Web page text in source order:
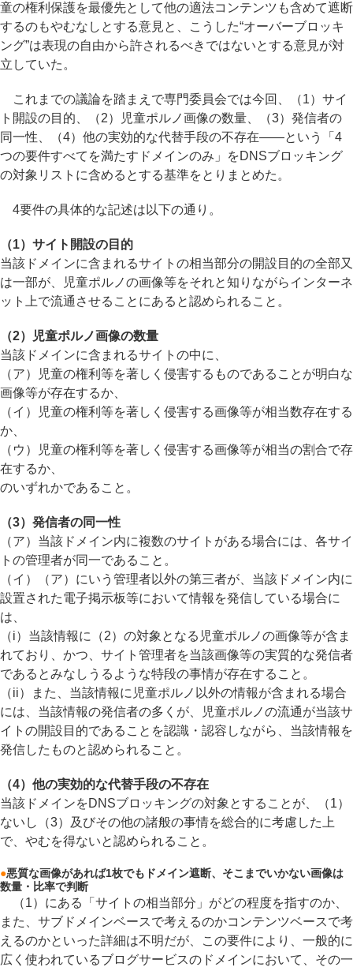
童の権利保護を最優先として他の適法コンテンツも含めて遮断
するのもやむなしとする意見と、こうした“オーバーブロッキ
ング”は表現の自由から許されるべきではないとする意見が対
立していた。
これまでの議論を踏まえで専門委員会では今回、（1）サイ
ト開設の目的、（2）児童ポルノ画像の数量、（3）発信者の
同一性、（4）他の実効的な代替手段の不存在――という「4
つの要件すべてを満たすドメインのみ」をDNSブロッキング
の対象リストに含めるとする基準をとりまとめた。
4要件の具体的な記述は以下の通り。
（1）サイト開設の目的
当該ドメインに含まれるサイトの相当部分の開設目的の全部又
は一部が、児童ポルノの画像等をそれと知りながらインターネ
ット上で流通させることにあると認められること。
（2）児童ポルノ画像の数量
当該ドメインに含まれるサイトの中に、
（ア）児童の権利等を著しく侵害するものであることが明白な
画像等が存在するか、
（イ）児童の権利等を著しく侵害する画像等が相当数存在する
か、
（ウ）児童の権利等を著しく侵害する画像等が相当の割合で存
在するか、
のいずれかであること。
（3）発信者の同一性
（ア）当該ドメイン内に複数のサイトがある場合には、各サイ
トの管理者が同一であること。
（イ）（ア）にいう管理者以外の第三者が、当該ドメイン内に
設置された電子掲示板等において情報を発信している場合に
は、
（i）当該情報に（2）の対象となる児童ポルノの画像等が含ま
れており、かつ、サイト管理者を当該画像等の実質的な発信者
であるとみなしうるような特段の事情が存在すること。
（ii）また、当該情報に児童ポルノ以外の情報が含まれる場合
には、当該情報の発信者の多くが、児童ポルノの流通が当該サ
イトの開設目的であることを認識・認容しながら、当該情報を
発信したものと認められること。
（4）他の実効的な代替手段の不存在
当該ドメインをDNSブロッキングの対象とすることが、（1）
ないし（3）及びその他の諸般の事情を総合的に考慮した上
で、やむを得ないと認められること。
●悪質な画像があれば1枚でもドメイン遮断、そこまでいかない画像は
数量・比率で判断
（1）にある「サイトの相当部分」がどの程度を指すのか、
また、サブドメインベースで考えるのかコンテンツベースで考
えるのかといった詳細は不明だが、この要件により、一般的に
広く使われているブログサービスのドメインにおいて、その一